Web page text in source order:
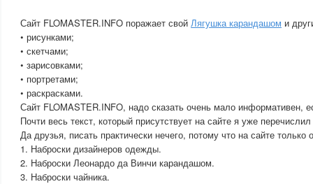
Сайт FLOMASTER.INFO поражает свой Лягушка карандашом и
• рисунками;
• скетчами;
• зарисовками;
• портретами;
• раскрасками.
Сайт FLOMASTER.INFO, надо сказать очень мало информативен,
Почти весь текст, который присутствует на сайте я уже
Да друзья, писать практически нечего, потому что на сайте только
1. Наброски дизайнеров одежды.
2. Наброски Леонардо да Винчи карандашом.
3. Наброски чайника.